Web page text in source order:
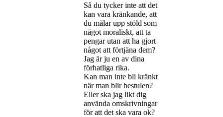
Så du tycker inte att det
kan vara kränkande, att
du målar upp stöld som
något moraliskt, att ta
pengar utan att ha gjort
något att förtjäna dem?
Jag är ju en av dina
förhatliga rika.
Kan man inte bli kränkt
när man blir bestulen?
Eller ska jag likt dig
använda omskrivningar
för att det ska vara ok?